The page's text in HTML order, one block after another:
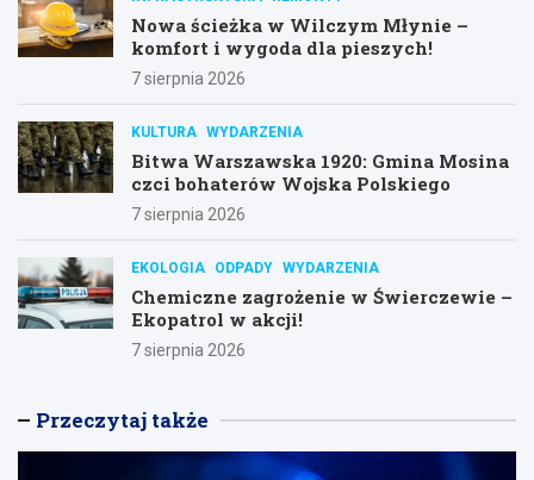
Nowa ścieżka w Wilczym Młynie –
komfort i wygoda dla pieszych!
7 sierpnia 2026
KULTURA WYDARZENIA
Bitwa Warszawska 1920: Gmina Mosina
czci bohaterów Wojska Polskiego
7 sierpnia 2026
EKOLOGIA ODPADY WYDARZENIA
Chemiczne zagrożenie w Świerczewie –
Ekopatrol w akcji!
7 sierpnia 2026
Przeczytaj także